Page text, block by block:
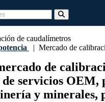
| Mercado de
de
servicios OEM,
y minerales,